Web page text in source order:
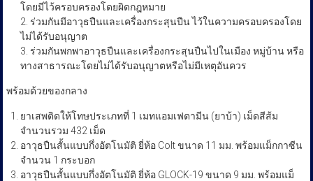
โดยมีไว้ครอบครองโดยผิดกฎหมาย
​2. ร่วมกันมีอาวุธปืนและเครื่องกระสุนปืน ไว้ในความครอบครองโดย
ไม่ได้รับอนุญาต
​3. ร่วมกันพกพาอาวุธปืนและเครื่องกระสุนปืนไปในเมือง หมู่บ้าน หรือ
ทางสาธารณะโดยไม่ได้รับอนุญาตหรือไม่มีเหตุอันควร
พร้อมด้วยของกลาง
ยาเสพติดให้โทษประเภทที่ 1 เมทแอมเฟตามีน (ยาบ้า) เม็ดสีส้ม
จำนวนรวม 432 เม็ด
อาวุธปืนสั้นแบบกึ่งอัตโนมัติ ยี่ห้อ Colt ขนาด 11 มม. พร้อมแม็กกาซีน
จำนวน 1 กระบอก
อาวุธปืนสั้นแบบกึ่งอัตโนมัติ ยี่ห้อ GLOCK-19 ขนาด 9 มม. พร้อมแม็